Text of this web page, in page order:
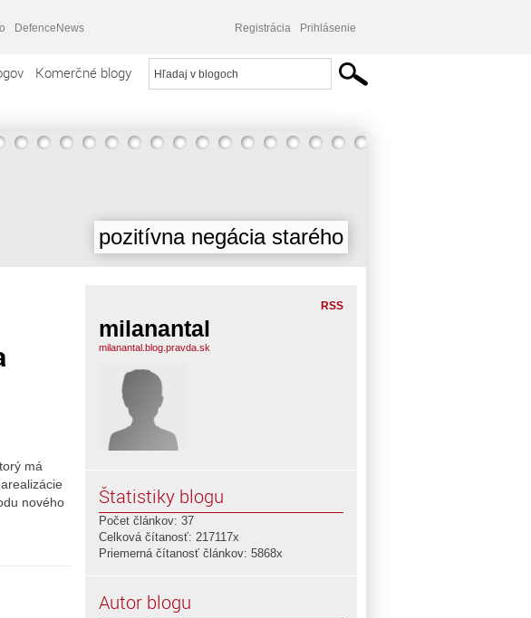
DefenceNews Registrácia Prihlásenie
Komerčné blogy
pozitívna negácia starého
má
nového
RSS
milanantal
milanantal.blog.pravda.sk
Štatistiky blogu
Počet článkov: 37
Celková čítanosť: 217117x
Priemerná čítanosť článkov: 5868x
Autor blogu